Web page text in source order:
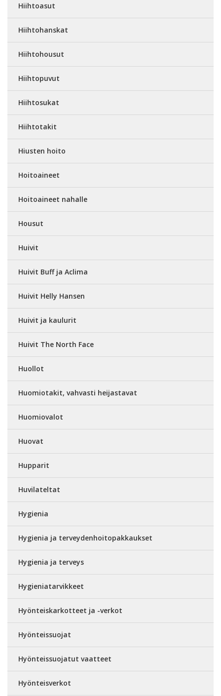
Hiihtoasut
Hiihtohanskat
Hiihtohousut
Hiihtopuvut
Hiihtosukat
Hiihtotakit
Hiusten hoito
Hoitoaineet
Hoitoaineet nahalle
Housut
Huivit
Huivit Buff ja Aclima
Huivit Helly Hansen
Huivit ja kaulurit
Huivit The North Face
Huollot
Huomiotakit, vahvasti heijastavat
Huomiovalot
Huovat
Hupparit
Huvilateltat
Hygienia
Hygienia ja terveydenhoitopakkaukset
Hygienia ja terveys
Hygieniatarvikkeet
Hyönteiskarkotteet ja -verkot
Hyönteissuojat
Hyönteissuojatut vaatteet
Hyönteisverkot